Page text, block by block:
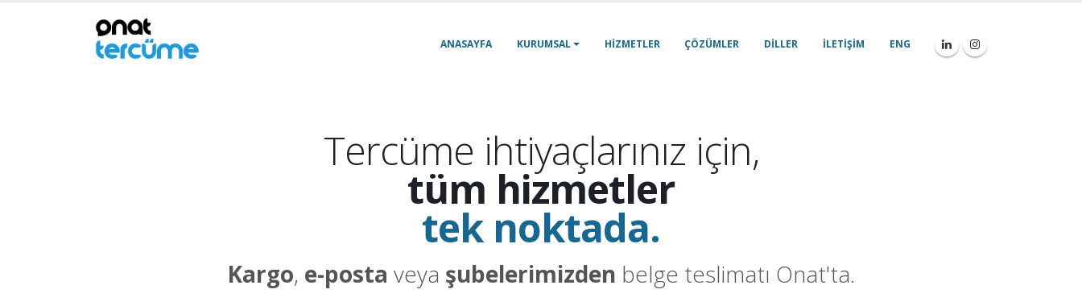
ANASAYFA KURUMSAL HIZMETLER ÇÖZÜMLER DILLER İLETIŞIM ENG
Tercüme ihtiyaçlarınız için,
tüm hizmetler
tek noktada.
Kargo, e-posta veya şubelerimizden belge teslimatı Onat'ta.